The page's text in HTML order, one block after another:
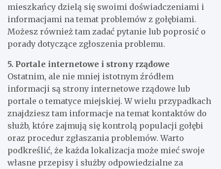
mieszkańcy dzielą się swoimi doświadczeniami i
informacjami na temat problemów z gołębiami.
Możesz również tam zadać pytanie lub poprosić o
porady dotyczące zgłoszenia problemu.
5. Portale internetowe i strony rządowe
Ostatnim, ale nie mniej istotnym źródłem
informacji są strony internetowe rządowe lub
portale o tematyce miejskiej. W wielu przypadkach
znajdziesz tam informacje na temat kontaktów do
służb, które zajmują się kontrolą populacji gołębi
oraz procedur zgłaszania problemów. Warto
podkreślić, że każda lokalizacja może mieć swoje
własne przepisy i służby odpowiedzialne za